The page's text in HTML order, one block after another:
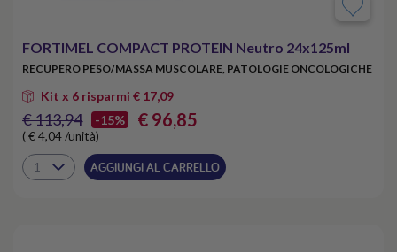
FORTIMEL COMPACT PROTEIN Neutro 24x125ml
RECUPERO PESO/MASSA MUSCOLARE, PATOLOGIE ONCOLOGICHE
Kit x 6 risparmi € 17,09
€ 113,94 -15% € 96,85
( € 4,04 /unità)
AGGIUNGI AL CARRELLO